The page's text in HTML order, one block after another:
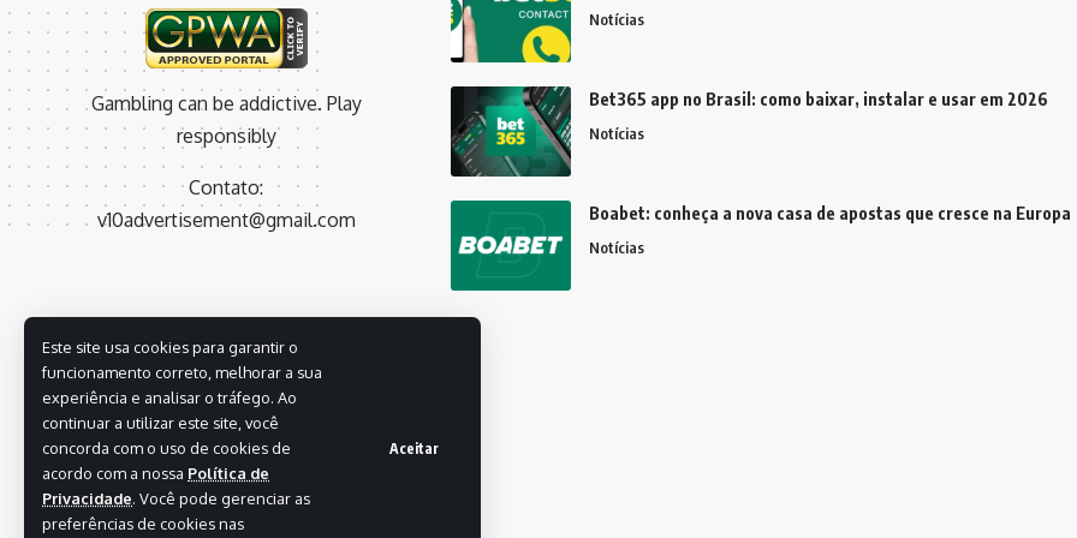
Este site usa cookies para garantir o
funcionamento correto, melhorar a sua
experiência e analisar o tráfego. Ao
continuar a utilizar este site, você
concorda com o uso de cookies de
acordo com a nossa Política de
Privacidade. Você pode gerenciar as
preferências de cookies nas
Aceitar
Gambling can be addictive. Play
responsibly
Contato:
v10advertisement@gmail.com
Notícias
Bet365 app no Brasil: como baixar, instalar e usar em 2026
Notícias
Boabet: conheça a nova casa de apostas que cresce na Europa
Notícias